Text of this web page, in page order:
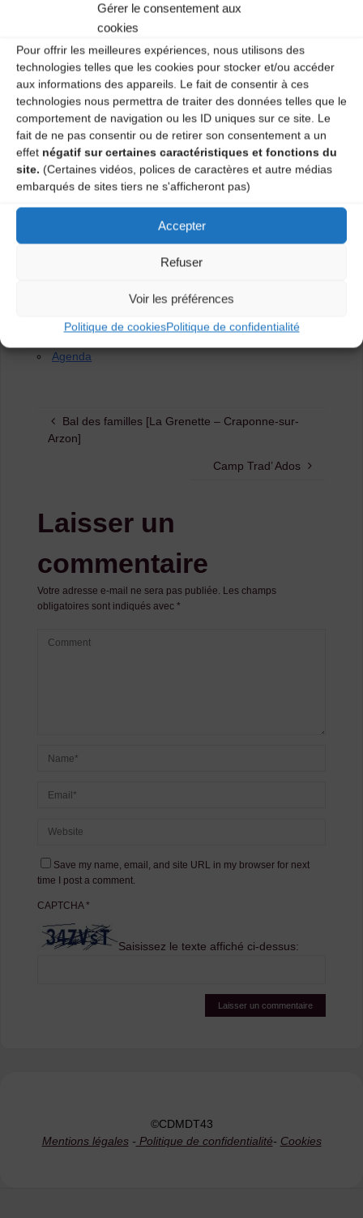
Gérer le consentement aux
cookies
Pour offrir les meilleures expériences, nous utilisons des
technologies telles que les cookies pour stocker et/ou accéder
aux informations des appareils. Le fait de consentir à ces
technologies nous permettra de traiter des données telles que le
comportement de navigation ou les ID uniques sur ce site. Le
fait de ne pas consentir ou de retirer son consentement a un
effet négatif sur certaines caractéristiques et fonctions du
site. (Certaines vidéos, polices de caractères et autre médias
embarqués de sites tiers ne s'afficheront pas)
Accepter
Refuser
Voir les préférences
Politique de cookiesPolitique de confidentialité
Agenda
Bal des familles [La Grenette – Craponne-sur-
Arzon]
Camp Trad’ Ados
Laisser un
commentaire
Votre adresse e-mail ne sera pas publiée. Les champs
obligatoires sont indiqués avec *
Save my name, email, and site URL in my browser for next
time I post a comment.
CAPTCHA*
Saisissez le texte affiché ci-dessus:
©CDMDT43
Mentions légales- Politique de confidentialité- Cookies